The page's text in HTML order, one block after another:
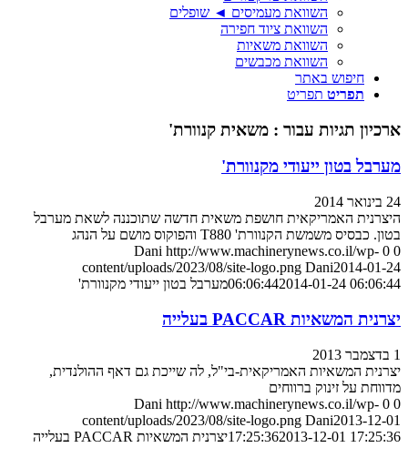
השוואת מעמיסים ◄ שופלים
השוואת ציוד חפירה
השוואת משאיות
השוואת מכבשים
חיפוש באתר
תפריט תפריט
ארכיון תגיות עבור : משאית קנוורת'
מערבל בטון ייעודי מקנוורת'
24 בינואר 2014
היצרנית האמריקאית חושפת משאית חדשה שתוכננה לשאת מערבל
בטון. כבסיס משמשת הקנוורת' T880 והפוקוס מושם על הנהג
0
0
Dani http://www.machinerynews.co.il/wp-
content/uploads/2023/08/site-logo.png Dani2014-01-24
06:06:442014-01-24 06:06:44 מערבל בטון ייעודי מקנוורת'
יצרנית המשאיות PACCAR בעלייה
1 בדצמבר 2013
יצרנית המשאיות האמריקאית-בי"ל, לה שייכת גם דאף ההולנדית,
מדווחת על זינוק ברווחים
0
0
Dani http://www.machinerynews.co.il/wp-
content/uploads/2023/08/site-logo.png Dani2013-12-01
17:25:362013-12-01 17:25:36
יצרנית המשאיות PACCAR בעלייה